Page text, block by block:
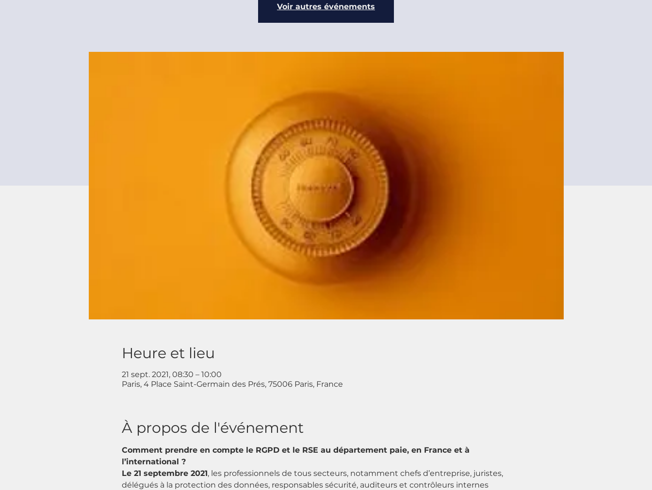
Voir autres événements
Heure et lieu
21 sept. 2021, 08:30 – 10:00
Paris, 4 Place Saint-Germain des Prés, 75006 Paris, France
À propos de l'événement
Comment prendre en compte le RGPD et le RSE au département paie, en France et à
l’international ?
Le 21 septembre 2021, les professionnels de tous secteurs, notamment chefs d’entreprise, juristes,
délégués à la protection des données, responsables sécurité, auditeurs et contrôleurs internes